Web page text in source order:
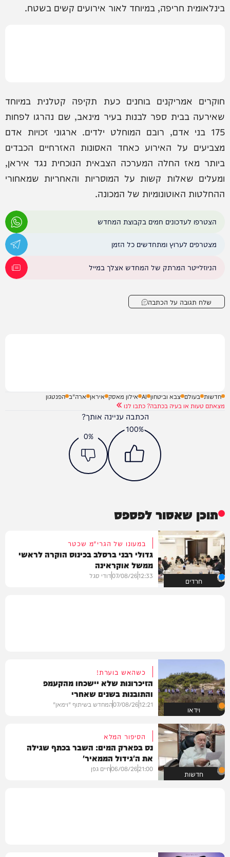
בינלאומית חריפה, במיוחד לאור אירועים קשים בשטח.
חוקרים אמריקנים בוחנים כעת תקיפה קטלנית במיוחד
שאירעה בבית ספר לבנות בעיר מינאב, שם נהרגו לפחות
175 בני אדם, רובם המוחלט ילדים. ארגוני זכויות אדם
מצביעים על האירוע כאחד האסונות האזרחיים הכבדים
ביותר מאז החלה המערכה הצבאית הנוכחית נגד איראן,
ומעלים שאלות קשות על המוסריות והאחריות שמאחורי
ההחלטות האוטונומיות של המכונה.
הצטרפו לעדכונים חמים בקבוצת המחדש
מצטרפים לערוץ ומתחדשים כל הזמן
הניוזלייטר המרתק של המחדש אצלך במייל
שלח תגובה על הכתבה
חדשות בעולם צבא וביטחון AI אילון מאסק איראן ארה"ב הפנטגון
מצאתם טעות או בעיה בכתבה? כתבו לנו
הכתבה עניינה אותך?
100%
0%
תוכן שאסור לפספס
חרדים
במעונו של הגרי"מ שכטר
גדולי רבני ברסלב בכינוס הוקרה לראשי
ממשל אוקראינה
12:33
07/08/26דודי סגל
וידאו
כשהאש בוערת!
הזיכרונות שלא יישכחו מהקעמפ
והתובנות בשנים שאחרי
12:21
07/08/26המחדש בשיתוף "וימאן"
חדשות
הסיפור המלא
נס בפארק המים: השבר בכתף שגילה
את ה'גידול הממאיר'
21:00
06/08/26חיים גפן